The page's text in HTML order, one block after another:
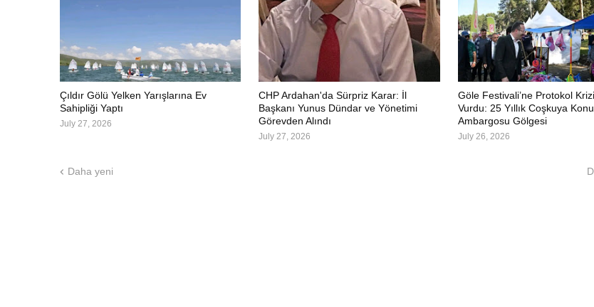
Çıldır Gölü Yelken Yarışlarına Ev
Sahipliği Yaptı
July 27, 2026
CHP Ardahan'da Sürpriz Karar: İl
Başkanı Yunus Dündar ve Yönetimi
Görevden Alındı
July 27, 2026
Göle Festivali’ne Protokol
Vurdu: 25 Yıllık Coşkuya
Ambargosu Gölgesi
July 26, 2026
Daha yeni